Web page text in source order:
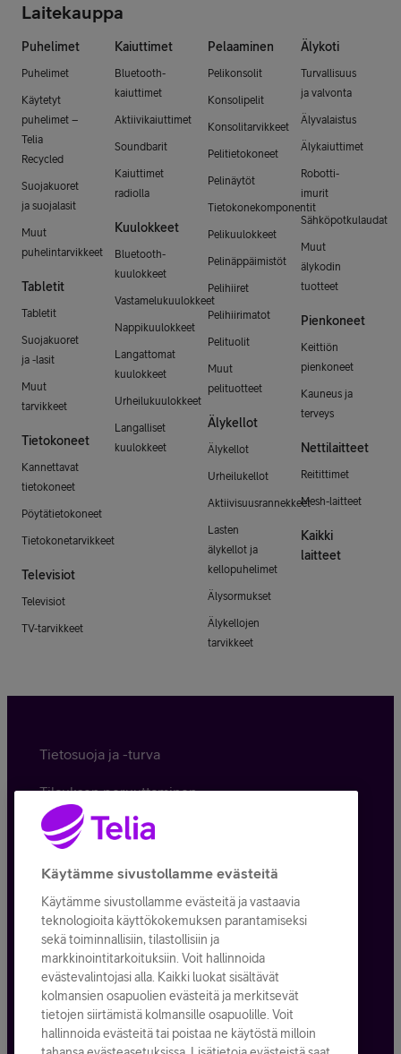
Laitekauppa
Puhelimet
Puhelimet
Käytetyt
puhelimet –
Telia
Recycled
Suojakuoret
ja suojalasit
Muut
puhelintarvikkeet
Tabletit
Tabletit
Suojakuoret
ja -lasit
Muut
tarvikkeet
Tietokoneet
Kannettavat
tietokoneet
Pöytätietokoneet
Tietokonetarvikkeet
Televisiot
Televisiot
TV-tarvikkeet
Kaiuttimet
Bluetooth-
kaiuttimet
Aktiivikaiuttimet
Soundbarit
Kaiuttimet
radiolla
Kuulokkeet
Bluetooth-
kuulokkeet
Vastamelukuulokkeet
Nappikuulokkeet
Langattomat
kuulokkeet
Urheilukuulokkeet
Langalliset
kuulokkeet
Pelaaminen
Pelikonsolit
Konsolipelit
Konsolitarvikkeet
Pelitietokoneet
Pelinäytöt
Tietokonekomponentit
Pelikuulokkeet
Pelinäppäimistöt
Pelihiiret
Pelihiirimatot
Pelituolit
Muut
pelituotteet
Älykellot
Älykellot
Urheilukellot
Aktiivisuusrannekkeet
Lasten
älykellot ja
kellopuhelimet
Älysormukset
Älykellojen
tarvikkeet
Älykoti
Turvallisuus
ja valvonta
Älyvalaistus
Älykaiuttimet
Robotti-
imurit
Sähköpotkulaudat
Muut
älykodin
tuotteet
Pienkoneet
Keittiön
pienkoneet
Kauneus ja
terveys
Nettilaitteet
Reitittimet
Mesh-laitteet
Kaikki
laitteet
Tietosuoja ja -turva
Tilauksen peruuttaminen
Käyttöehdot
Evästeiden käyttö
Toimitusehdot ja palvelukuvaukset
Kaikki hinnat ALV25,5%
© Telia Company2026
Käytämme sivustollamme evästeitä
Käytämme sivustollamme evästeitä ja vastaavia
teknologioita käyttökokemuksen parantamiseksi
sekä toiminnallisiin, tilastollisiin ja
markkinointitarkoituksiin. Voit hallinnoida
evästevalintojasi alla. Kaikki luokat sisältävät
kolmansien osapuolien evästeitä ja merkitsevät
tietojen siirtämistä kolmansille osapuolille. Voit
hallinnoida evästeitä tai poistaa ne käytöstä milloin